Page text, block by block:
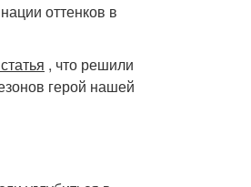
оттенков в
, что решили
герой нашей